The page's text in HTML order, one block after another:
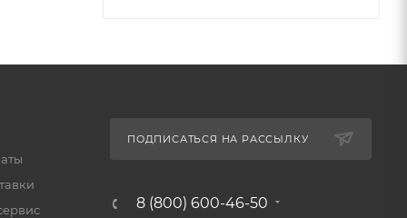
ПОДПИСАТЬСЯ НА РАССЫЛКУ
8 (800) 600-46-50